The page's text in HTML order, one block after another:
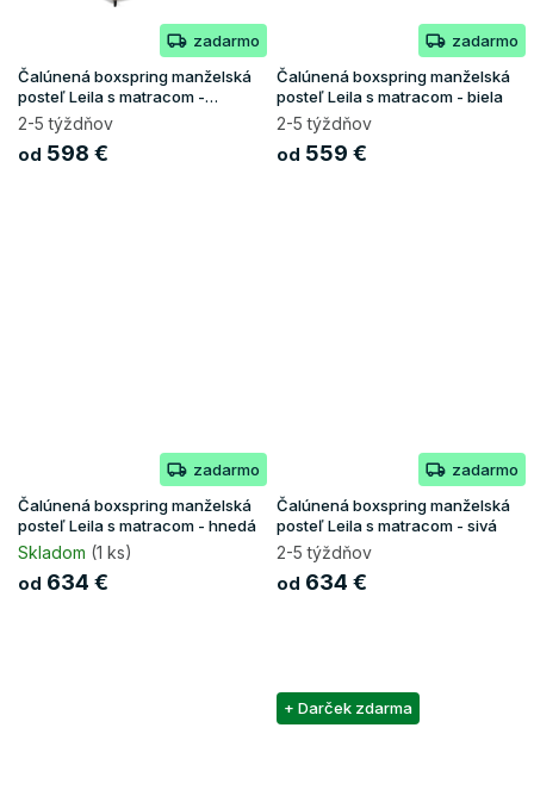
zadarmo
Čalúnená boxspring manželská
posteľ Leila s matracom -
béžová
2-5 týždňov
od 598 €
zadarmo
Čalúnená boxspring manželská
posteľ Leila s matracom - biela
2-5 týždňov
od 559 €
zadarmo
Čalúnená boxspring manželská
posteľ Leila s matracom - hnedá
Skladom (1 ks)
od 634 €
zadarmo
Čalúnená boxspring manželská
posteľ Leila s matracom - sivá
2-5 týždňov
od 634 €
+ Darček zdarma